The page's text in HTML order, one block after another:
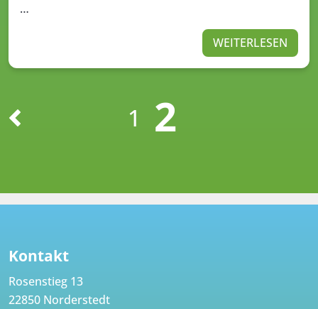
…
WEITERLESEN
1 2
Kontakt
Rosenstieg 13
22850 Norderstedt